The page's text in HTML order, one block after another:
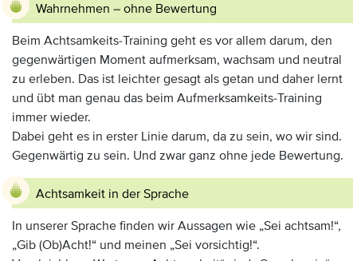
Wahrnehmen – ohne Bewertung
Beim Achtsamkeits-Training geht es vor allem darum, den
gegenwärtigen Moment aufmerksam, wachsam und neutral
zu erleben. Das ist leichter gesagt als getan und daher lernt
und übt man genau das beim Aufmerksamkeits-Training
immer wieder.
Dabei geht es in erster Linie darum, da zu sein, wo wir sind.
Gegenwärtig zu sein. Und zwar ganz ohne jede Bewertung.
Achtsamkeit in der Sprache
In unserer Sprache finden wir Aussagen wie „Sei achtsam!“,
„Gib (Ob)Acht!“ und meinen „Sei vorsichtig!“.